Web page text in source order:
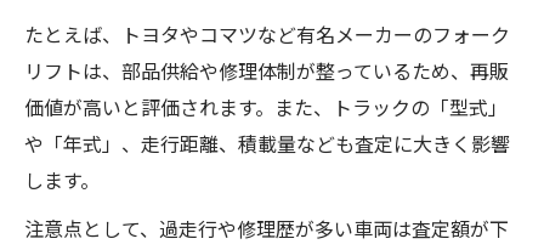
たとえば、トヨタやコマツなど有名メーカーのフォーク
リフトは、部品供給や修理体制が整っているため、再販
価値が高いと評価されます。また、トラックの「型式」
や「年式」、走行距離、積載量なども査定に大きく影響
します。
注意点として、過走行や修理歴が多い車両は査定額が下